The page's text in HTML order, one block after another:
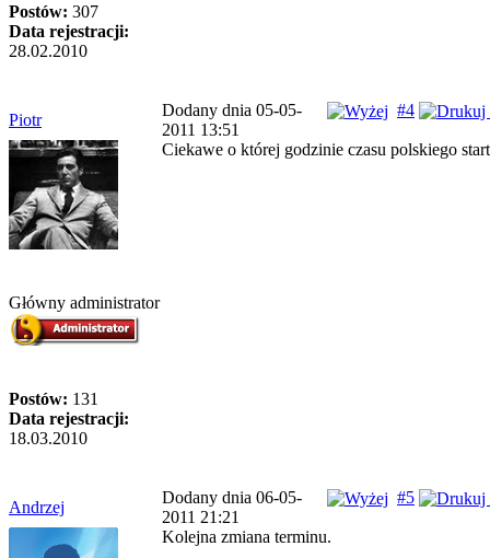
Postów: 307
Data rejestracji:
28.02.2010
Piotr
#4
Dodany dnia 05-05-
2011 13:51
Główny administrator
Postów: 131
Data rejestracji:
18.03.2010
Ciekawe o której godzinie czasu polskiego
Andrzej
#5
Dodany dnia 06-05-
2011 21:21
Kolejna zmiana terminu.